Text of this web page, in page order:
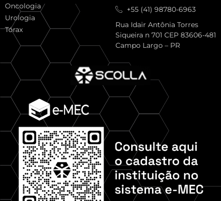
Oncologia
Urologia
Tórax
+55 (41) 98780-6963
Rua Idair Antônia Torres
Siqueira n 701 CEP 83606-481
Campo Largo – PR